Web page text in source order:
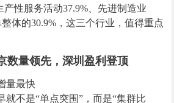
产性服务活动37.9%、先进制造业
体的30.9%，这三个行业，值得重点
数量领先，深圳盈利登顶
量最快
就不是“单点突围”，而是“集群比